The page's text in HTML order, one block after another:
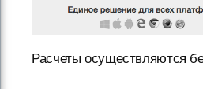
Расчеты осуществляются